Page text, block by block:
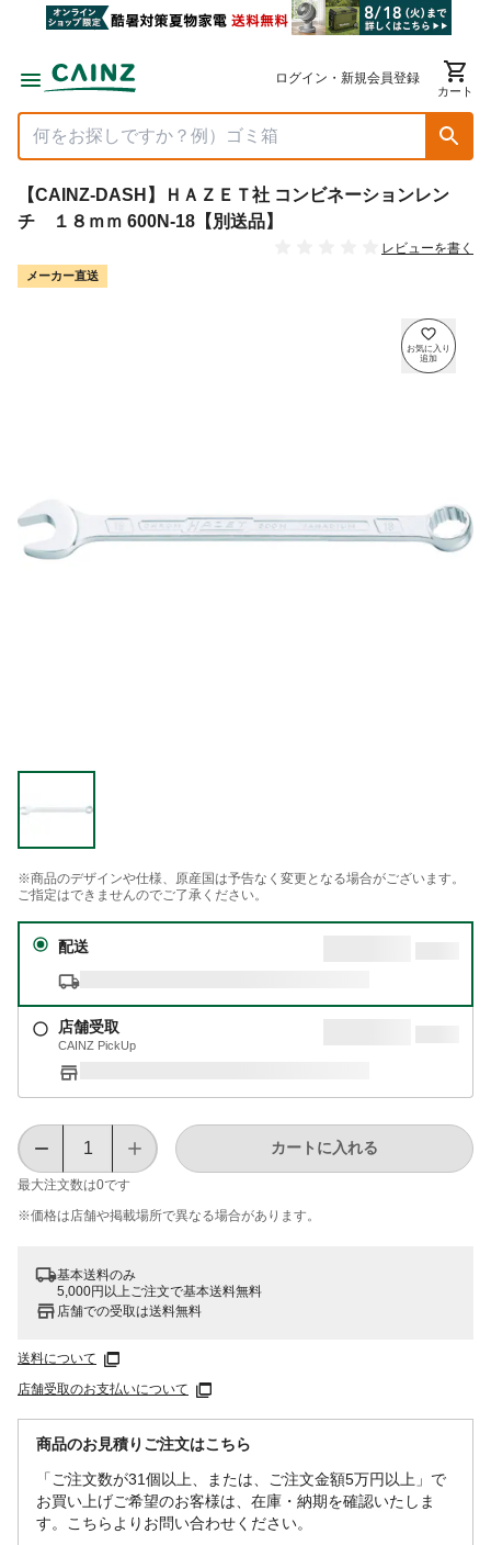
ログイン・新規会員登録
カート
【CAINZ-DASH】ＨＡＺＥＴ社 コンビネーションレン
チ １８ｍｍ 600N-18【別送品】
レビューを書く
メーカー直送
※商品のデザインや仕様、原産国は予告なく変更となる場合がございます。
ご指定はできませんのでご了承ください。
配送
店舗受取
CAINZ PickUp
最大注文数は0です
カートに入れる
※価格は​店舗や​掲載場所で​異なる​場合が​あります。
基本送料のみ
5,000円以上ご注文で基本送料無料
店舗での受取は送料無料
送料について
店舗受取のお支払いについて
商品のお見積りご注文はこちら
「ご注文数が31個以上、または、ご注文金額5万円以上」で
お買い上げご希望のお客様は、在庫・納期を確認いたしま
す。こちらよりお問い合わせください。